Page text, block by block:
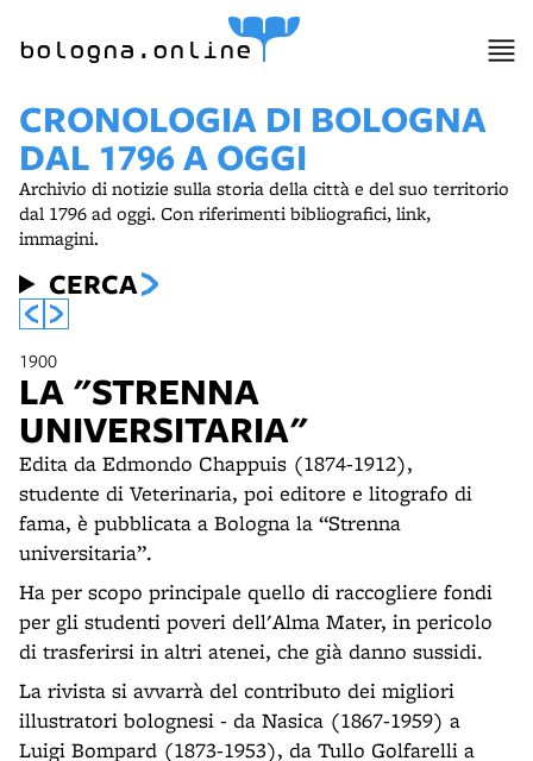
bologna.online
CRONOLOGIA DI BOLOGNA
DAL 1796 A OGGI
Archivio di notizie sulla storia della città e del suo territorio
dal 1796 ad oggi. Con riferimenti bibliografici, link,
immagini.
CERCA
1900
LA "STRENNA
UNIVERSITARIA"
Edita da Edmondo Chappuis (1874-1912),
studente di Veterinaria, poi editore e litografo di
fama, è pubblicata a Bologna la “Strenna
universitaria”.
Ha per scopo principale quello di raccogliere fondi
per gli studenti poveri dell'Alma Mater, in pericolo
di trasferirsi in altri atenei, che già danno sussidi.
La rivista si avvarrà del contributo dei migliori
illustratori bolognesi - da Nasica (1867-1959) a
Luigi Bompard (1873-1953), da Tullo Golfarelli a